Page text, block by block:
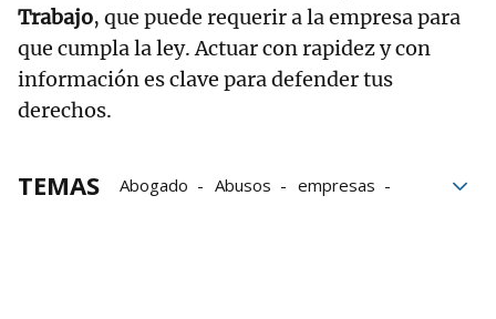
Trabajo, que puede requerir a la empresa para
que cumpla la ley. Actuar con rapidez y con
información es clave para defender tus
derechos.
TEMAS Abogado Abusos
empresas